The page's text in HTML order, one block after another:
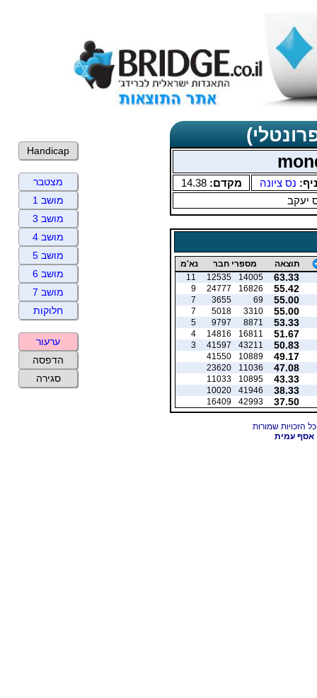
נס ציונה מקדם:14.38
יעקב
תוצאה מספרי חבר נא'מ
63.33
14005
12535
11
55.42
16826
24777
9
55.00
69
3655
7
55.00
3310
5018
7
53.33
8871
9797
5
51.67
16811
14816
4
50.83
43211
41597
3
49.17
10889
41550
47.08
11036
23620
43.33
10895
11033
38.33
41946
10020
37.50
42993
16409
אסף עמית
Handicap
מצטבר
מושב 1
מושב 3
מושב 4
מושב 5
מושב 6
מושב 7
חלוקות
ערעור
הדפסה
סגירה